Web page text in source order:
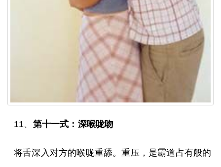
11、 第十一式：深喉咙吻
将舌深入对方的喉咙重舔。重压，是霸道占有般的